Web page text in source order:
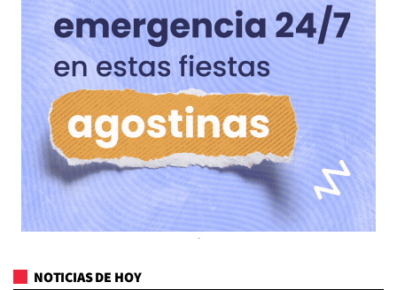
NOTICIAS DE HOY